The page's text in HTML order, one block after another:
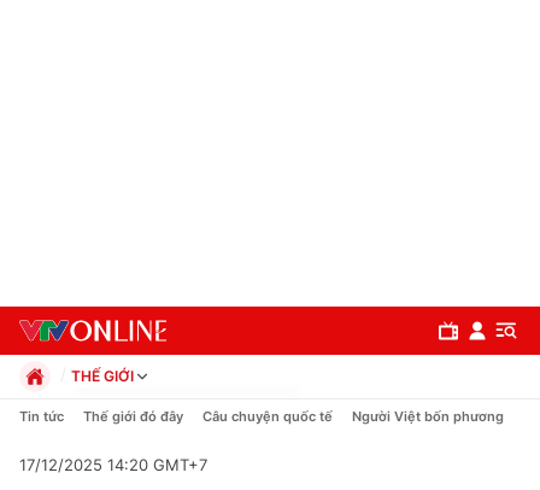
THẾ GIỚI
Chính trị
Pháp luật
Tin tức Thế giới đó đây Câu chuyện quốc tế Người Việt bốn phương
17/12/2025 14:20 GMT+7